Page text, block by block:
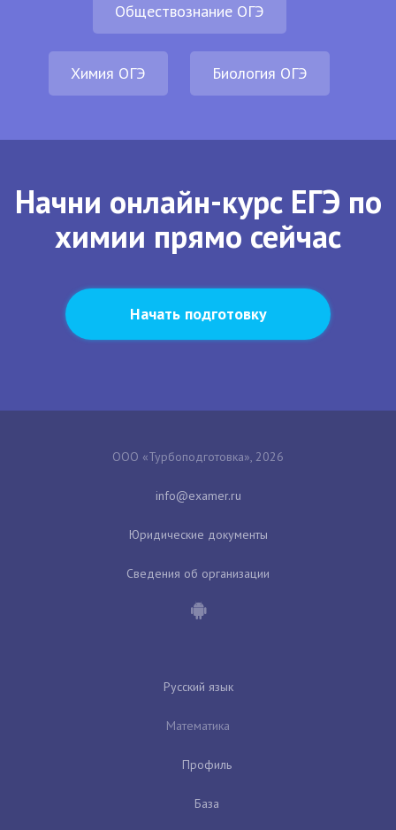
Обществознание ОГЭ
Химия ОГЭ Биология ОГЭ
Начни онлайн-курс ЕГЭ по
химии прямо сейчас
Начать подготовку
ООО «Турбоподготовка», 2026
Юридические документы
Сведения об организации
Русский язык
Математика
Профиль
База